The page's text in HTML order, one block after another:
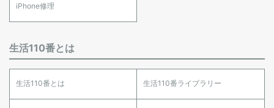
iPhone修理
生活110番とは
生活110番とは 生活110番ライブラリー